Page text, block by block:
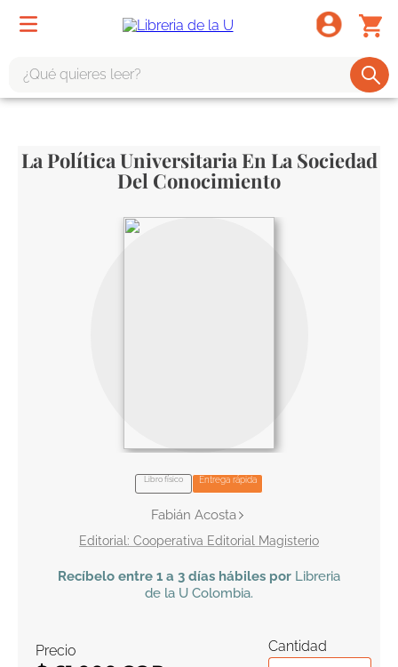
La Política Universitaria En La Sociedad
Del Conocimiento
Libro físico Entrega rápida
Fabián Acosta
Cooperativa Editorial Magisterio
Recíbelo entre 1 a 3 días hábiles por Libreria
de la U Colombia.
Precio Cantidad
edición especial